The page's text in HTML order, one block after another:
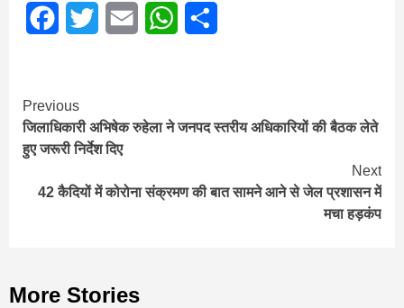
FacebookTwitter Email WhatsApp
Continue
Reading
Previous
जिलाधिकारी अभिषेक रुहेला ने जनपद स्तरीय अधिकारियों की बैठक लेते
हुए जरूरी निर्देश दिए
Next
42 कैदियों में कोरोना संक्रमण की बात सामने आने से जेल प्रशासन में
मचा हड़कंप
More Stories